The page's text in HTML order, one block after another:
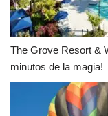
The Grove Resort &
minutos de la magia!